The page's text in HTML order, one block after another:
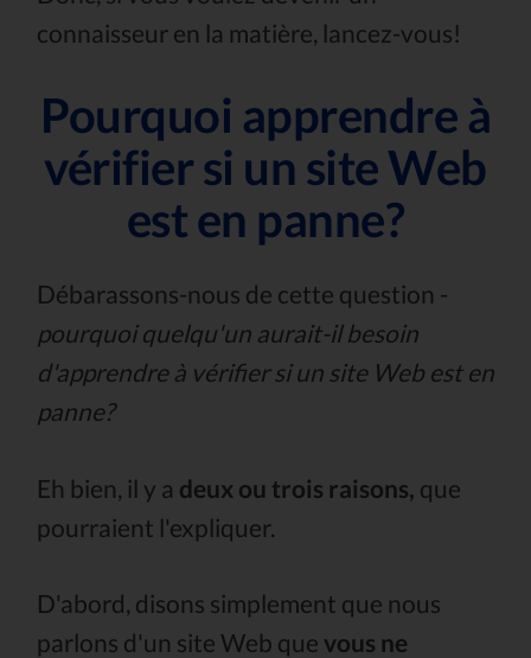
connaisseur en la matière, lancez-vous!
Pourquoi apprendre à
vérifier si un site Web
est en panne?
Débarassons-nous de cette question -
pourquoi quelqu'un aurait-il besoin
d'apprendre à vérifier si un site Web est en
panne?
Eh bien, il y a deux ou trois raisons, que
pourraient l'expliquer.
D'abord, disons simplement que nous
parlons d'un site Web que vous ne